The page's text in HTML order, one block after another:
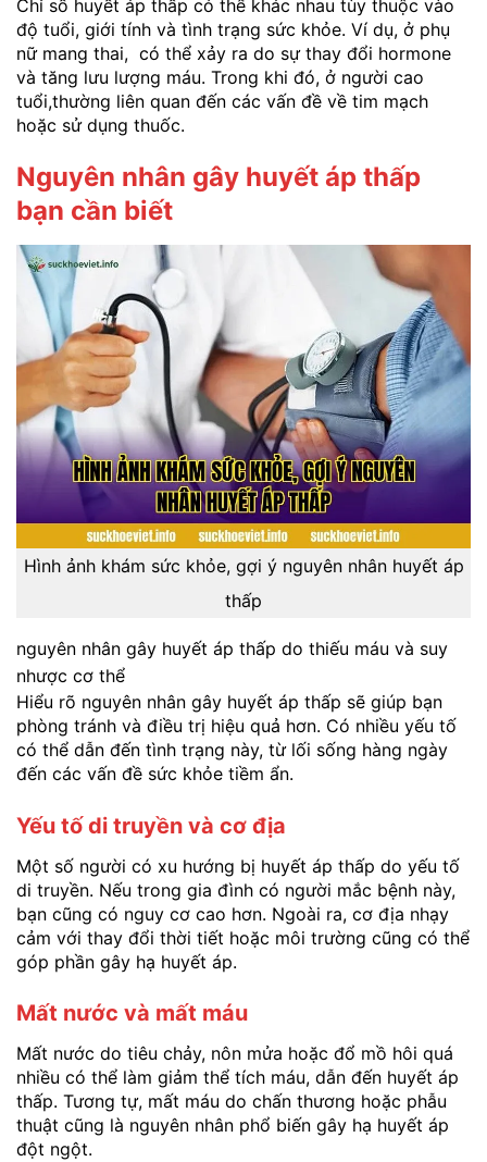
Chỉ số huyết áp thấp có thể khác nhau tùy thuộc vào
độ tuổi, giới tính và tình trạng sức khỏe. Ví dụ, ở phụ
nữ mang thai, có thể xảy ra do sự thay đổi hormone
và tăng lưu lượng máu. Trong khi đó, ở người cao
tuổi,thường liên quan đến các vấn đề về tim mạch
hoặc sử dụng thuốc.
Nguyên nhân gây huyết áp thấp
bạn cần biết
Hình ảnh khám sức khỏe, gợi ý nguyên nhân huyết áp
thấp
nguyên nhân gây huyết áp thấp do thiếu máu và suy
nhược cơ thể
Hiểu rõ nguyên nhân gây huyết áp thấp sẽ giúp bạn
phòng tránh và điều trị hiệu quả hơn. Có nhiều yếu tố
có thể dẫn đến tình trạng này, từ lối sống hàng ngày
đến các vấn đề sức khỏe tiềm ẩn.
Yếu tố di truyền và cơ địa
Một số người có xu hướng bị huyết áp thấp do yếu tố
di truyền. Nếu trong gia đình có người mắc bệnh này,
bạn cũng có nguy cơ cao hơn. Ngoài ra, cơ địa nhạy
cảm với thay đổi thời tiết hoặc môi trường cũng có thể
góp phần gây hạ huyết áp.
Mất nước và mất máu
Mất nước do tiêu chảy, nôn mửa hoặc đổ mồ hôi quá
nhiều có thể làm giảm thể tích máu, dẫn đến huyết áp
thấp. Tương tự, mất máu do chấn thương hoặc phẫu
thuật cũng là nguyên nhân phổ biến gây hạ huyết áp
đột ngột.